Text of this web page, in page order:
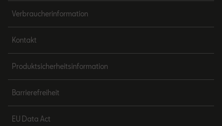
Verbraucherinformation
Kontakt
Produktsicherheitsinformation
Barrierefreiheit
EU Data Act